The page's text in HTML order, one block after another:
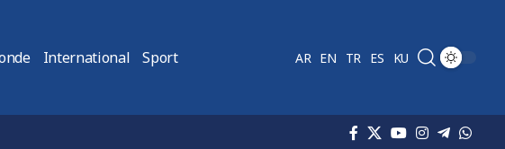
International Sport AR EN TR ES KU